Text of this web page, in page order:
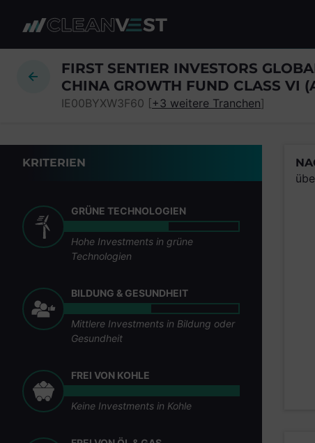
FIRST SENTIER INVESTORS
CHINA GROWTH FUND CLASS VI
IE00BYXW3F60 [+3 weitere Tranchen]
KRITERIEN
GRÜNE TECHNOLOGIEN
Hohe Investments in grüne
Technologien
BILDUNG & GESUNDHEIT
Mittlere Investments in Bildung oder
Gesundheit
FREI VON KOHLE
Keine Investments in Kohle